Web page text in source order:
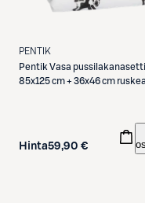
PENTIK
Pentik Vasa pussilakanasetti
85x125 cm + 36x46 cm ruskea
Hinta59,90 €